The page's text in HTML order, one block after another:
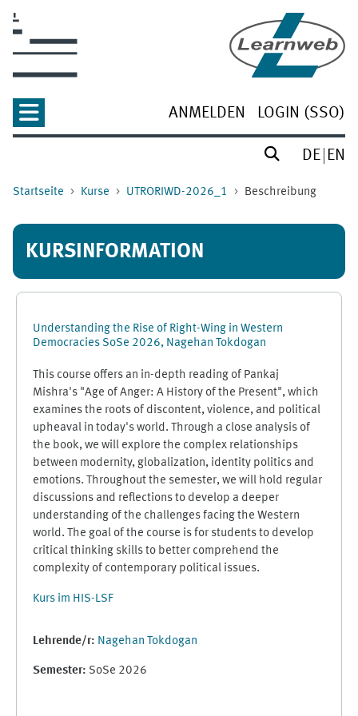
ANMELDEN LOGIN (SSO)
DE EN
Startseite Kurse UTRORIWD-2026_1 Beschreibung
KURSINFORMATION
Understanding the Rise of Right-Wing in Western
Democracies SoSe 2026, Nagehan Tokdogan
This course offers an in-depth reading of Pankaj
Mishra's "Age of Anger: A History of the Present", which
examines the roots of discontent, violence, and political
upheaval in today's world. Through a close analysis of
the book, we will explore the complex relationships
between modernity, globalization, identity politics and
emotions. Throughout the semester, we will hold regular
discussions and reflections to develop a deeper
understanding of the challenges facing the Western
world. The goal of the course is for students to develop
critical thinking skills to better comprehend the
complexity of contemporary political issues.
Kurs im HIS-LSF
Lehrende/r: Nagehan Tokdogan
Semester: SoSe 2026